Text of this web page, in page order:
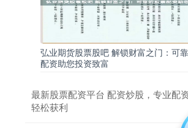
弘业期货股票股吧 解锁财富之门：可
配资助您投资致富
最新股票配资平台 配资炒股，专业配
轻松获利